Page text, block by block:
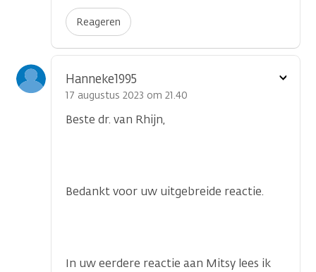
Reageren
Hanneke1995
17 augustus 2023 om 21.40
Beste dr. van Rhijn,
Bedankt voor uw uitgebreide reactie.
In uw eerdere reactie aan Mitsy lees ik
Toon